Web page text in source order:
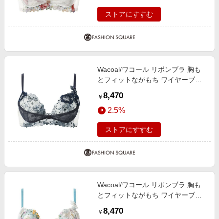
ストアにすすむ
Wacoal/ワコール リボンブラ 胸も
とフィットながもち ワイヤーブラ
CR F75
￥ 8,470
2.5%
ストアにすすむ
Wacoal/ワコール リボンブラ 胸も
とフィットながもち ワイヤーブラ
TU F75
￥ 8,470